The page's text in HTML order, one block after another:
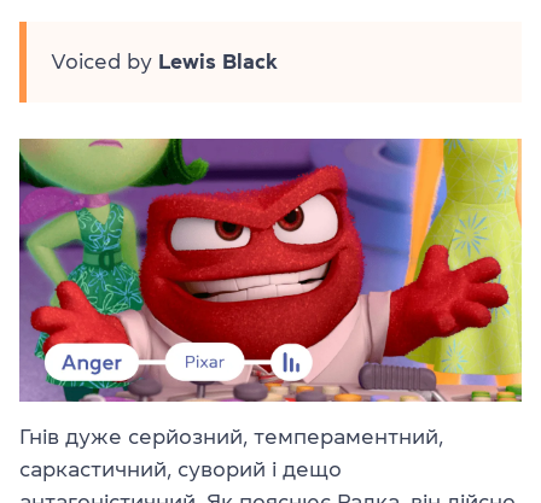
Voiced by Lewis Black
Гнів дуже серйозний, темпераментний,
саркастичний, суворий і дещо